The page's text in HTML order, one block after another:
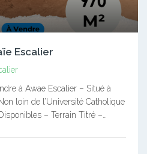
Escalier
à Awae Escalier – Situé à
loin de l’Université Catholique
– Terrain Titré –…